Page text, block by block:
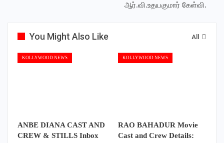
ஆர்.வி.உதயகுமார் கேள்வி.
All
You Might Also Like
KOLLYWOOD NEWS
ANBE DIANA CAST AND
CREW & STILLS Inbox
KOLLYWOOD NEWS
RAO BAHADUR Movie
Cast and Crew Details: